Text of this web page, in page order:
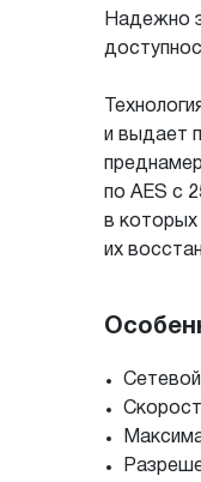
Надежно
и выдает
по AES c
в которых
их